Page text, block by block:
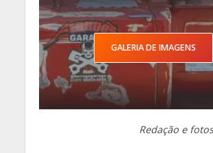
GALERIA DE IMAGENS
Redação e